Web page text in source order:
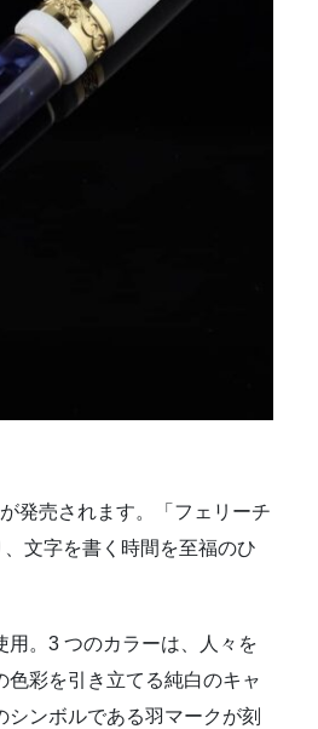
発売されます。「フェリーチ
文字を書く時間を至福のひ
。3 つのカラーは、人々を
彩を引き立てる純白のキャ
ンボルである羽マークが刻